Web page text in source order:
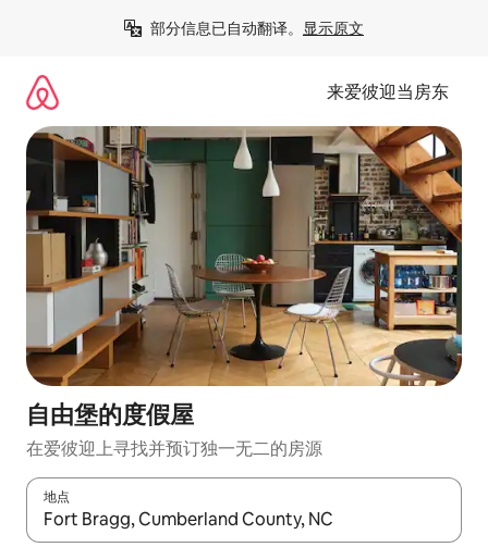
部分信息已自动翻译。 显示原文
来爱彼迎当房东
自由堡的度假屋
在爱彼迎上寻找并预订独一无二的房源
地点
如有搜索结果，请使用上下方向键查看，或通过点击或滑动手势